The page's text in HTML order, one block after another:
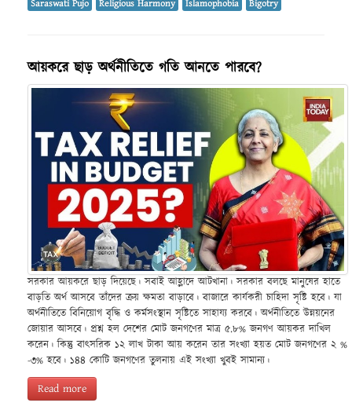
Saraswati Pujo Religious Harmony Islamophobia Bigotry
আয়করে ছাড় অর্থনীতিতে গতি আনতে পারবে?
সরকার আয়করে ছাড় দিয়েছে। সবাই আহ্লাদে আটখানা। সরকার বলছে মানুষের হাতে
বাড়তি অর্থ আসবে তাঁদের ক্রয় ক্ষমতা বাড়াবে। বাজারে কার্যকরী চাহিদা সৃষ্টি হবে। যা
অর্থনীতিতে বিনিয়োগ বৃদ্ধি ও কর্মসংস্থান সৃষ্টিতে সাহায্য করবে। অর্থনীতিতে উন্নয়নের
জোয়ার আসবে। প্রশ্ন হল দেশের মোট জনগণের মাত্র ৫.৮% জনগণ আয়কর দাখিল
করেন। কিন্তু বাৎসরিক ১২ লাখ টাকা আয় করেন তার সংখ্যা হয়ত মোট জনগণের ২ %
-৩% হবে। ১৪৪ কোটি জনগণের তুলনায় এই সংখ্যা খুবই সামান্য।
Read more